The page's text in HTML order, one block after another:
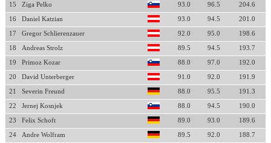
15 Ziga Pelko 93.0 96.5 204.6
16 Daniel Katzian 93.0 94.5 201.0
17 Gregor Schlierenzauer 92.0 95.0 198.6
18 Andreas Strolz 89.5 94.5 193.7
19 Primoz Kozar 88.0 97.0 192.0
20 David Unterberger 91.0 92.0 191.9
21 Severin Freund 88.0 95.5 191.3
22 Jernej Kosnjek 88.0 94.5 190.0
23 Felix Schoft 89.0 93.0 189.6
24 Andre Wolfram 89.5 92.0 188.7